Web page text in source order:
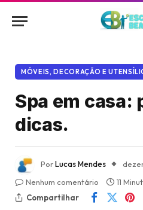
MÓVEIS, DECORAÇÃO E
Spa em casa:
dicas.
PorLucas Mendes
Nenhum comentário
11
Compartilhar